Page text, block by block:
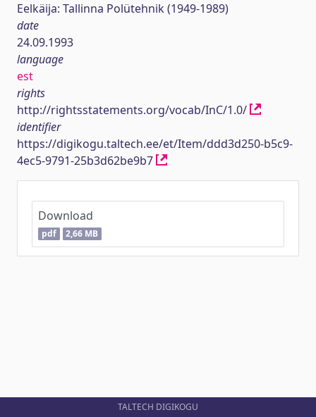
Eelkäija: Tallinna Polütehnik (1949-1989)
date
24.09.1993
language
est
rights
http://rightsstatements.org/vocab/InC/1.0/
identifier
https://digikogu.taltech.ee/et/Item/ddd3d250-b5c9-
4ec5-9791-25b3d62be9b7
Download
pdf 2,66 MB
TALTECH DIGIKOGU